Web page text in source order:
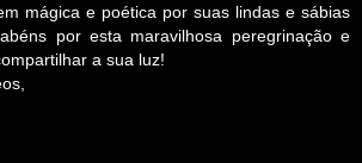
mágica e poética por suas lindas e sábias
por esta maravilhosa peregrinação e
a sua luz!